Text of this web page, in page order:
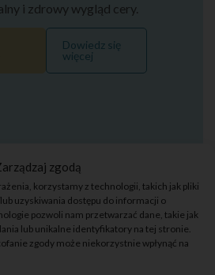
zgodą
korzystamy z technologii, takich jak pliki
uzyskiwania dostępu do informacji o
pozwoli nam przetwarzać dane, takie jak
lub unikalne identyfikatory na tej stronie.
zgody może niekorzystnie wpłynąć na
i zdrowy wygląd cery.
Dowiedz się
więcej
I